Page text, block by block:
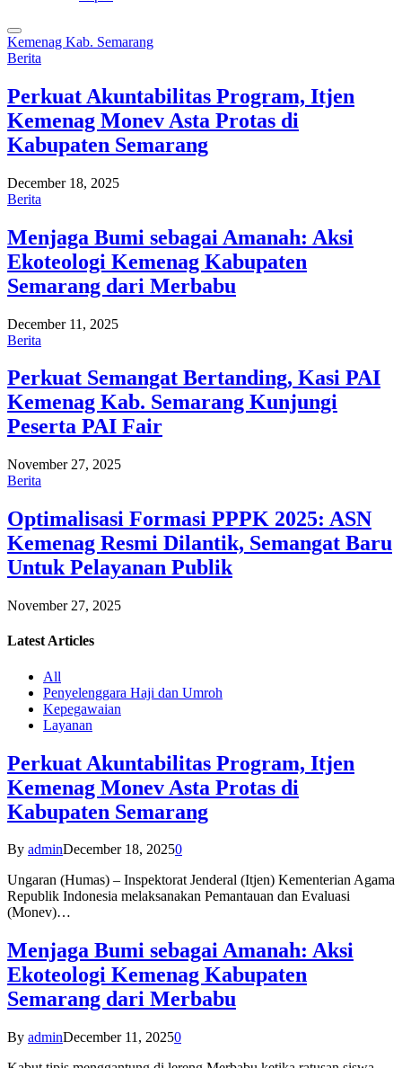
Kemenag Kab. Semarang
Berita
Perkuat Akuntabilitas Program, Itjen
Kemenag Monev Asta Protas di
Kabupaten Semarang
December 18, 2025
Berita
Menjaga Bumi sebagai Amanah: Aksi
Ekoteologi Kemenag Kabupaten
Semarang dari Merbabu
December 11, 2025
Berita
Perkuat Semangat Bertanding, Kasi PAI
Kemenag Kab. Semarang Kunjungi
Peserta PAI Fair
November 27, 2025
Berita
Optimalisasi Formasi PPPK 2025: ASN
Kemenag Resmi Dilantik, Semangat Baru
Untuk Pelayanan Publik
November 27, 2025
Latest Articles
All
Penyelenggara Haji dan Umroh
Kepegawaian
Layanan
Perkuat Akuntabilitas Program, Itjen
Kemenag Monev Asta Protas di
Kabupaten Semarang
By adminDecember 18, 20250
Ungaran (Humas) – Inspektorat Jenderal (Itjen) Kementerian Agama
Republik Indonesia melaksanakan Pemantauan dan Evaluasi
(Monev)…
Menjaga Bumi sebagai Amanah: Aksi
Ekoteologi Kemenag Kabupaten
Semarang dari Merbabu
By adminDecember 11, 20250